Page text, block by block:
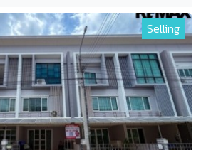
Selling